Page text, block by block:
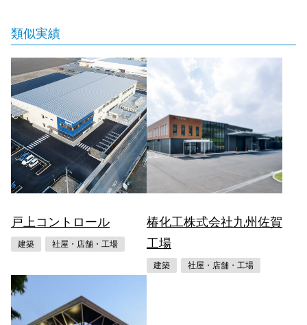
類似実績
戸上コントロール
建築 社屋・店舗・工場
椿化工株式会社九州佐賀
工場
建築 社屋・店舗・工場